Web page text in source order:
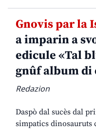
Gnovis par la
a imparin a
edicule «Tal
gnûf album di
Redazion
Daspò dal sucès dal
simpatics dinosauruts